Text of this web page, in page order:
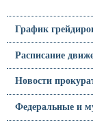
График
Расписание
Новости
Федеральные и